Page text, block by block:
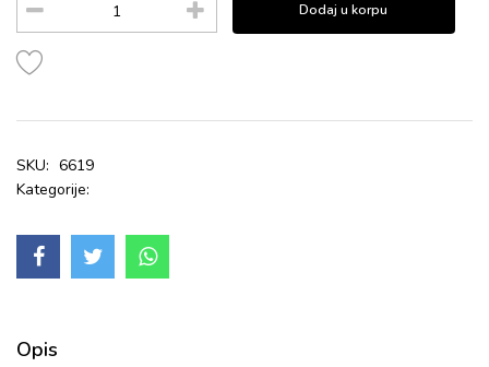
Dodaj u korpu
SKU: 6619
Kategorije:
Opis